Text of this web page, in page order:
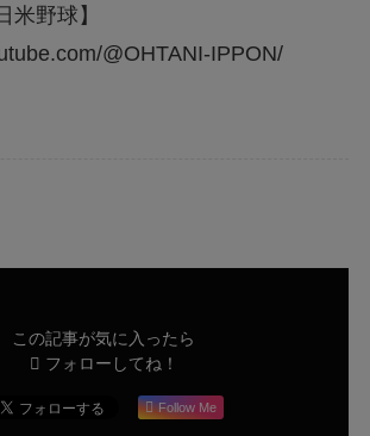
野球】
@OHTANI-IPPON/
この記事が気に入ったら
フォローしてね！
Follow Me